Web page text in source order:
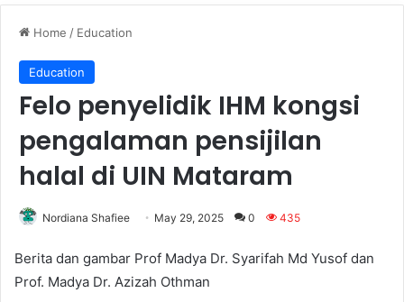
Home / Education
Education
Felo penyelidik IHM kongsi
pengalaman pensijilan
halal di UIN Mataram
Nordiana Shafiee May 29, 2025 0 435
Berita dan gambar Prof Madya Dr. Syarifah Md Yusof dan
Prof. Madya Dr. Azizah Othman